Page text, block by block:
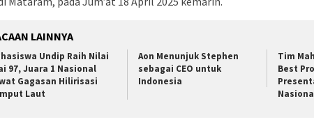
LAINNYA
Undip Raih Nilai
97, Juara 1 Nasional
Gagasan Hilirisasi
Laut
Aon Menunjuk Stephen
sebagai CEO untuk
Indonesia
Tim
Best